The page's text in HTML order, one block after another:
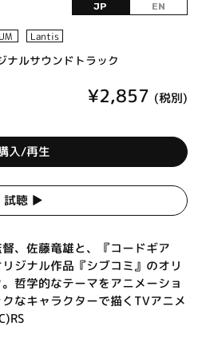
JP EN
Lantis
ナルサウンドトラック
¥2,857 (税別)
入/再生
試聴 ▶︎
、佐藤竜雄と、『コードギア
ジナル作品『シブコミ』のオリ
哲学的なテーマをアニメーショ
なキャラクターで描くTVアニメ